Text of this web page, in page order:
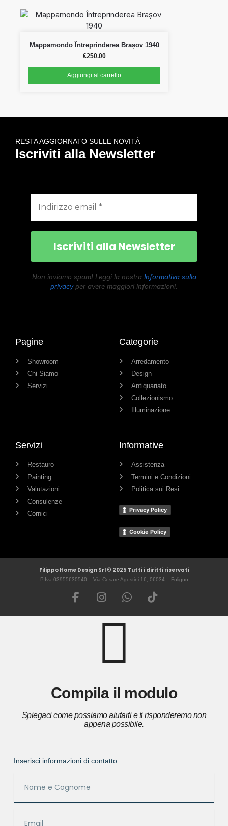
Mappamondo Întreprinderea Brașov 1940
€250.00
Aggiungi al carrello
RESTA AGGIORNATO SULLE NOVITÀ
Iscriviti alla Newsletter
Non inviamo spam! Leggi la nostra Informativa sulla
privacyper avere maggiori informazioni.
Pagine
Showroom
Chi Siamo
Servizi
Categorie
Arredamento
Design
Antiquariato
Collezionismo
Illuminazione
Servizi
Restauro
Painting
Valutazioni
Consulenze
Cornici
Informative
Assistenza
Termini e Condizioni
Politica sui Resi
Privacy Policy
Cookie Policy
Filippo Home Design Srl © 2025 Tutti i diritti riservati
P.Iva 03955630540 – Via Cesare Agostini 16, 06034 – Foligno
Compila il modulo
Spiegaci come possiamo aiutarti e ti risponderemo non
appena possibile.
Inserisci informazioni di contatto